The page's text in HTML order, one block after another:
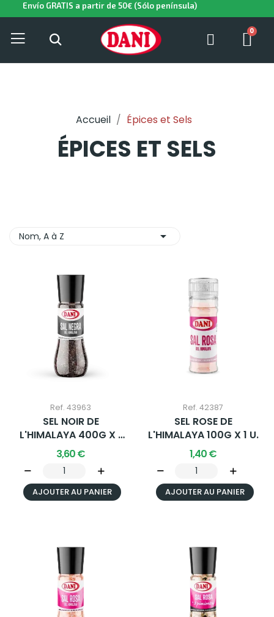
Envío GRATIS a partir de 50€ (Sólo península)
Accueil Épices et Sels
ÉPICES ET SELS
Nom, A à Z 
Ref. 43963
SEL NOIR DE
L'HIMALAYA 400G X 1
U.
3,60 €
AJOUTER AU PANIER
Ref. 42387
SEL ROSE DE
L'HIMALAYA 100G X 1 U.
1,40 €
AJOUTER AU PANIER